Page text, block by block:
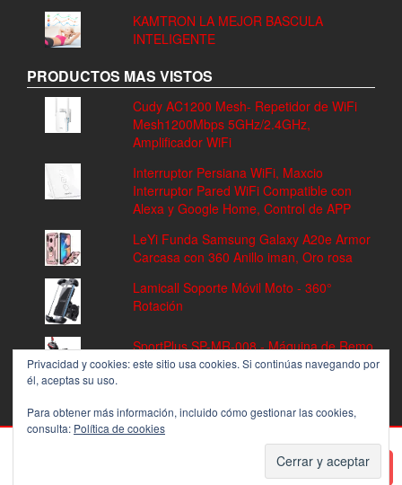
KAMTRON LA MEJOR BASCULA
INTELIGENTE
PRODUCTOS MAS VISTOS
Cudy AC1200 Mesh- Repetidor de WiFi
Mesh1200Mbps 5GHz/2.4GHz,
Amplificador WiFi
Interruptor Persiana WiFi, Maxcio
Interruptor Pared WiFi Compatible con
Alexa y Google Home, Control de APP
LeYi Funda Samsung Galaxy A20e Armor
Carcasa con 360 Anillo iman, Oro rosa
Lamicall Soporte Móvil Moto - 360°
Rotación
SportPlus SP-MR-008 - Máquina de Remo
Fitness, Volante de Inercia de 8 kg, 8
THEME:ALPHA STORE
Privacidad y cookies: este sitio usa cookies. Si continúas navegando por
él, aceptas su uso.
Para obtener más información, incluido cómo gestionar las cookies,
consulta: Política de cookies